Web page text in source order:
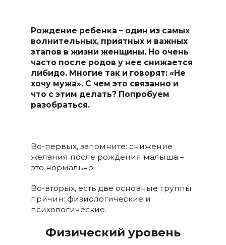
Рождение ребенка – один из самых
волнительных, приятных и важных
этапов в жизни женщины. Но очень
часто после родов у нее снижается
либидо. Многие так и говорят: «Не
хочу мужа». С чем это связанно и
что с этим делать? Попробуем
разобраться.
Во-первых, запомните: снижение
желания после рождения малыша –
это нормально.
Во-вторых, есть две основные группы
причин: физиологические и
психологические.
Физический уровень